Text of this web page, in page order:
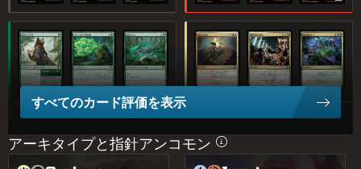
Mardu 2.7%
1.9%
少ない試合数
篤(とく)学(がく)な一(いち)年(ねん)生(せい)
バロッグの一(いっ)斉(せい)射(しゃ)撃(げき)
有(ゆう)毒(どく)イモリ過(か)去(こ)の追(つい)求(きゅう)無(む)言(ごん)の言(い)い渡(わた)し
死(し)と組(く)み
すべてのカード評価を表示
アーキタイプと指針アンコモン